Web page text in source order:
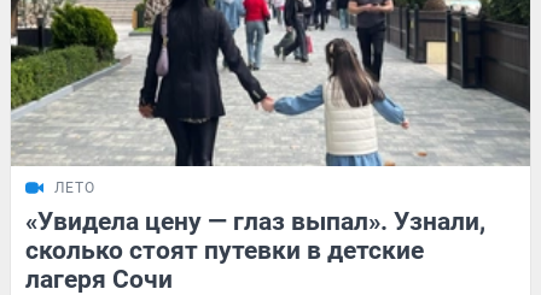
ЛЕТО
«Увидела цену — глаз выпал». Узнали,
сколько стоят путевки в детские
лагеря Сочи